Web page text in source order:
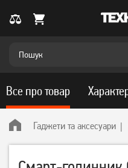
Гаджети та аксесуари
Все про товар